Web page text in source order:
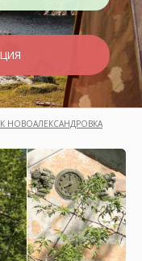
НОВОАЛЕКСАНДРОВКА